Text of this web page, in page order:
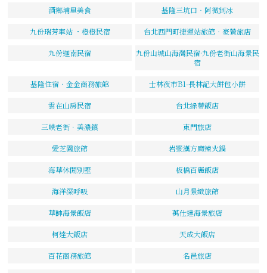
酒鄉埔里美食 基隆三坑口‧阿微剉冰
九份瑞芳車站 ・橙橙民宿 台北西門町捷運站旅館‧豪贊旅店
九份迦南民宿
九份山城山海灣民宿·九份老街山海景民
宿
基隆住宿．金金商務旅館 士林夜市B1-長林記大餅包小餅
雲在山房民宿 台北綠蒂飯店
三峽老街．美濃鎮 東門旅店
愛芝園旅館 岩漿漢方麻辣火鍋
海華休閒別墅 板橋百麗飯店
海洋深呼吸 山月景緻旅館
華帥海景飯店 萬仕達海景旅店
柯達大飯店 天成大飯店
百花商務旅館 名邑旅店